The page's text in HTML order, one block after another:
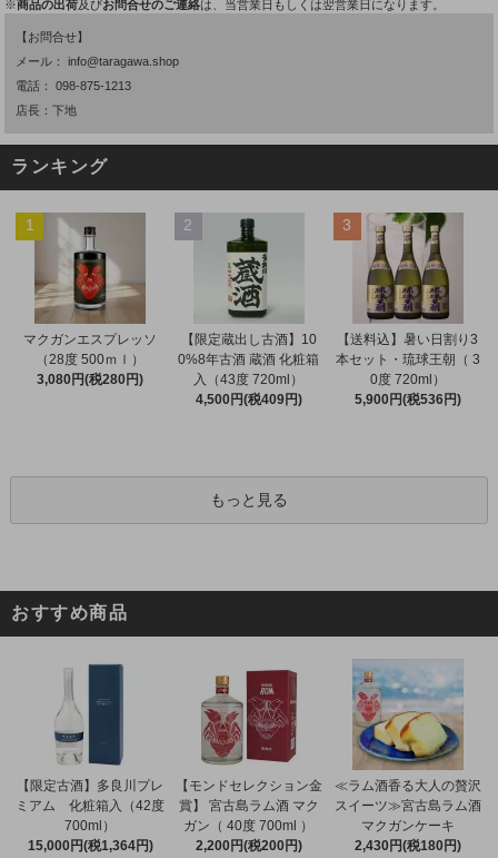
※商品の出荷及びお問合せのご連絡は、当営業日もしくは翌営業日になります。
【お問合せ】
メール：info@taragawa.shop
電話：098-875-1213
店長：下地
ランキング
1
マクガンエスプレッソ
（28度 500ｍｌ）
3,080円(税280円)
2
【限定蔵出し古酒】10
0%8年古酒 蔵酒 化粧箱
入（43度 720ml）
4,500円(税409円)
3
【送料込】暑い日割り3
本セット・琉球王朝（ 3
0度 720ml）
5,900円(税536円)
もっと見る
おすすめ商品
【限定古酒】多良川プレ
ミアム 化粧箱入（42度
700ml）
15,000円(税1,364円)
【モンドセレクション金
賞】 宮古島ラム酒 マク
ガン（ 40度 700ml ）
2,200円(税200円)
≪ラム酒香る大人の贅沢
スイーツ≫宮古島ラム酒
マクガンケーキ
2,430円(税180円)